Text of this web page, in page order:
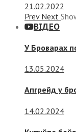
21.02.2022
Prev Next
ВІДЕО
У Броварах
13.05.2024
Апгрейд у
14.02.2024